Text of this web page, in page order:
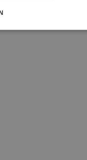
B 44 x D 56 x H 84
is de combinatie